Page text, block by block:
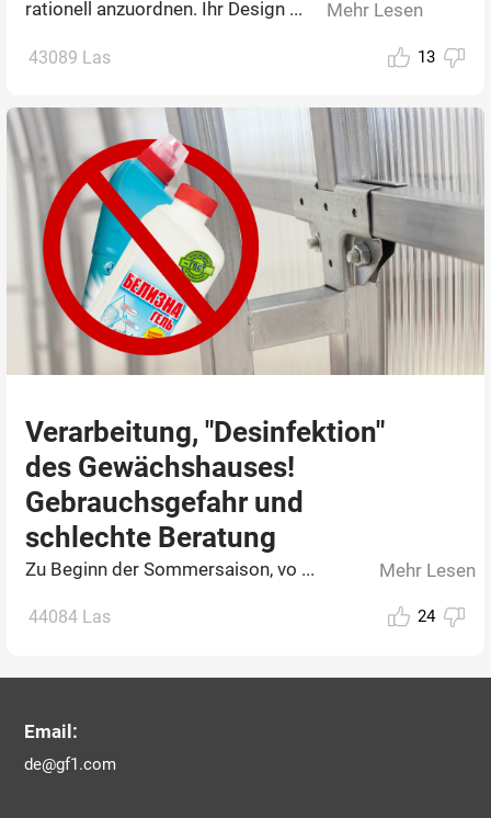
rationell anzuordnen. Ihr Design ...
Mehr Lesen
43089 Las 13
Verarbeitung, "Desinfektion"
des Gewächshauses!
Gebrauchsgefahr und
schlechte Beratung
Zu Beginn der Sommersaison, vo ... Mehr Lesen
44084 Las 24
Email:
de@gf1.com